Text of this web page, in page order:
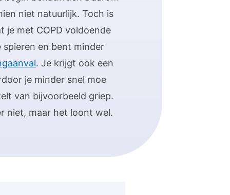
niet natuurlijk. Toch is
je met COPD voldoende
en bent minder
. Je krijgt ook een
je minder snel moe
van bijvoorbeeld griep.
niet, maar het loont wel.